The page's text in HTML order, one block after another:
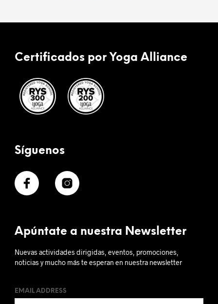
Certificados por Yoga Alliance
Síguenos
Apúntate a nuestra Newsletter
Nuevas actividades dirigidas, eventos, promociones,
noticias y mucho más te esperan en nuestra newsletter
EMAIL ADDRESS